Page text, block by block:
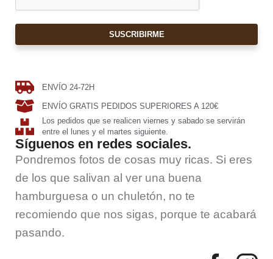
SUSCRIBIRME
ENVÍO 24-72H
ENVÍO GRATIS PEDIDOS SUPERIORES A 120€
Los pedidos que se realicen viernes y sabado se servirán
entre el lunes y el martes siguiente.
Síguenos en redes sociales.
Pondremos fotos de cosas muy ricas. Si eres
de los que salivan al ver una buena
hamburguesa o un chuletón, no te
recomiendo que nos sigas, porque te acabará
pasando.